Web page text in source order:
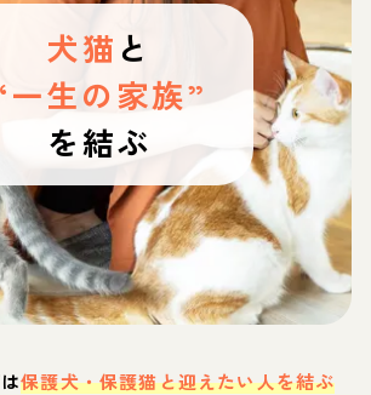
犬猫 と
一生の家族”
を結ぶ
保護犬・保護猫と迎えたい人を結ぶ